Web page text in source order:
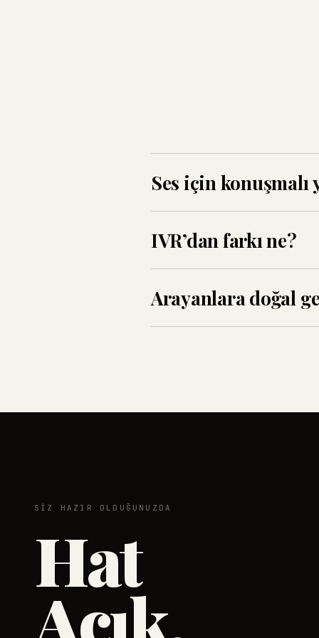
Ses için konuşmalı
— niyeti, bağlamı ve duyguyu
IVR’dan farkı ne?
hatırlar ve randevu, sorgu,
Arayanlara doğal
SIZ HAZIR OLDUĞUNUZDA
Hat